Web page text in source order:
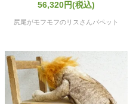
56,320円(税込)
尻尾がモフモフのリスさんパペット